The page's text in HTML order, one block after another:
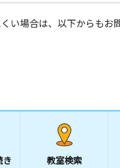
い場合は、以下からもお
き 教室検索